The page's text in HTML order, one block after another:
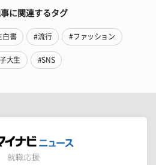
に関連するタグ
白書 #流行 #ファッション
大生 #SNS